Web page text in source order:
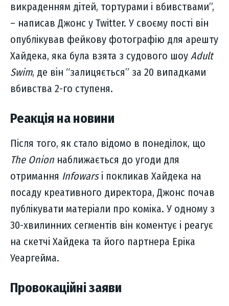
викраденням дітей, тортурами і вбивствами”,
– написав Джонс у Twitter. У своєму пості він
опублікував фейкову фотографію для арешту
Хайдека, яка була взята з судового шоу Adult
Swim, де він “залицяється” за 20 випадками
вбивства 2-го ступеня.
Реакція на новини
Після того, як стало відомо в понеділок, що
The Onion наближається до угоди для
отримання Infowarsі покликав Хайдека на
посаду креативного директора, Джонс почав
публікувати матеріали про коміка. У одному з
30-хвилинних сегментів він коментує і реагує
на скетчі Хайдека та його партнера Еріка
Уеаргейма.
Провокаційні заяви